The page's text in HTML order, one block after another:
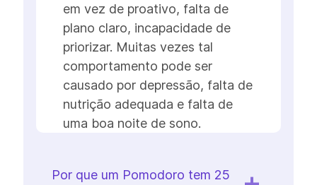
em vez de proativo, falta de
plano claro, incapacidade de
priorizar. Muitas vezes tal
comportamento pode ser
causado por depressão, falta de
nutrição adequada e falta de
uma boa noite de sono.
Por que um Pomodoro tem 25